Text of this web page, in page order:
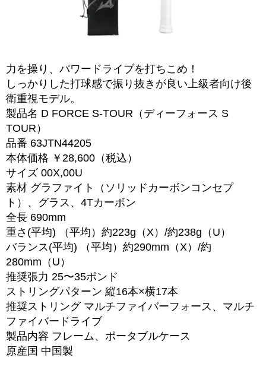
力を操り、パワードライブを打ちこめ！
しっかりした打球感で振り抜きが良い上級者向け後
衛重視モデル。
製品名 D FORCE S-TOUR（ディーフォース S
TOUR）
品番 63JTN44205
本体価格 ￥28,600（税込）
サイズ 00X,00U
素材 グラファイト（ソリッドカーボンコンセプ
ト）、グラス、4Tカーボン
全長 690mm
重さ(平均) （平均）約223g（X）/約238g（U）
バランス(平均) （平均）約290mm（X）/約
280mm（U）
推奨張力 25〜35ポンド
ストリングパターン 縦16本×横17本
推奨ストリング マルチファイバーフォース、マルチ
ファイバードライブ
製品内容 フレーム、ポータブルケース
原産国 中国製